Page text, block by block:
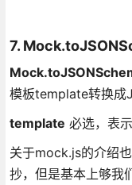
7.
模板template转换成
template 必选，表
关于mock.js的介绍
抄，但是基本上够我